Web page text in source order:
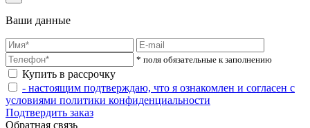
Ваши данные
* поля обязательные к заполнению
Купить в рассрочку
- настоящим подтверждаю, что я ознакомлен и согласен с
условиями политики конфиденциальности
Подтвердить заказ
Обратная связь